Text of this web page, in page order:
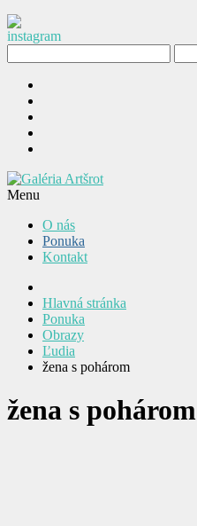
Menu
O nás
Ponuka
Kontakt
Hlavná stránka
Ponuka
Obrazy
Ľudia
žena s pohárom
žena s pohárom